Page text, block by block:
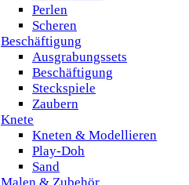
Perlen
Scheren
Beschäftigung
Ausgrabungssets
Beschäftigung
Steckspiele
Zaubern
Knete
Kneten & Modellieren
Play-Doh
Sand